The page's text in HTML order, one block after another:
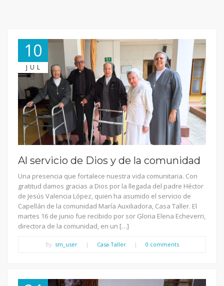
10
JUL
Al servicio de Dios y de la comunidad
Una presencia que fortalece nuestra vida comunitaria. Con
gratitud damos gracias a Dios por la llegada del padre Héctor
de Jesús Valencia López, quien ha asumido el servicio de
Capellán de la comunidad María Auxiliadora, Casa Taller. El
martes 16 de junio fue recibido por sor Gloria Elena Echeverri,
directora de la comunidad, en un […]
By: sm_user | Casa Taller | 0 comments